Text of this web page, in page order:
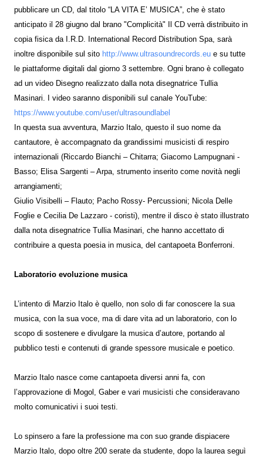
pubblicare un CD, dal titolo “LA VITA E’ MUSICA”, che è stato
anticipato il 28 giugno dal brano "Complicità" Il CD verrà distribuito in
copia fisica da I.R.D. International Record Distribution Spa, sarà
inoltre disponibile sul sito http://www.ultrasoundrecords.eu e su tutte
le piattaforme digitali dal giorno 3 settembre. Ogni brano è collegato
ad un video Disegno realizzato dalla nota disegnatrice Tullia
Masinari. I video saranno disponibili sul canale YouTube:
https://www.youtube.com/user/ultrasoundlabel
In questa sua avventura, Marzio Italo, questo il suo nome da
cantautore, è accompagnato da grandissimi musicisti di respiro
internazionali (Riccardo Bianchi – Chitarra; Giacomo Lampugnani -
Basso; Elisa Sargenti – Arpa, strumento inserito come novità negli
arrangiamenti;
Giulio Visibelli – Flauto; Pacho Rossy- Percussioni; Nicola Delle
Foglie e Cecilia De Lazzaro - coristi), mentre il disco è stato illustrato
dalla nota disegnatrice Tullia Masinari, che hanno accettato di
contribuire a questa poesia in musica, del cantapoeta Bonferroni.
Laboratorio evoluzione musica
L’intento di Marzio Italo è quello, non solo di far conoscere la sua
musica, con la sua voce, ma di dare vita ad un laboratorio, con lo
scopo di sostenere e divulgare la musica d’autore, portando al
pubblico testi e contenuti di grande spessore musicale e poetico.
Marzio Italo nasce come cantapoeta diversi anni fa, con
l’approvazione di Mogol, Gaber e vari musicisti che consideravano
molto comunicativi i suoi testi.
Lo spinsero a fare la professione ma con suo grande dispiacere
Marzio Italo, dopo oltre 200 serate da studente, dopo la laurea seguì